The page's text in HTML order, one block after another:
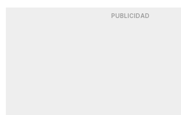
PUBLICIDAD